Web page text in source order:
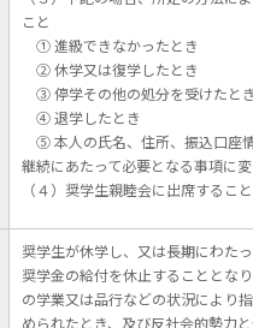
こと
① 進級できなかったとき
② 休学又は復学したとき
③ 停学その他の処分を受けたと
④ 退学したとき
⑤ 本人の氏名、住所、振込口座
継続にあたって必要となる事項に
（４）奨学生親睦会に出席すること
奨学生が休学し、又は長期にわたっ
奨学金の給付を休止することとな
の学業又は品行などの状況により
められたとき、及び反社会的勢力